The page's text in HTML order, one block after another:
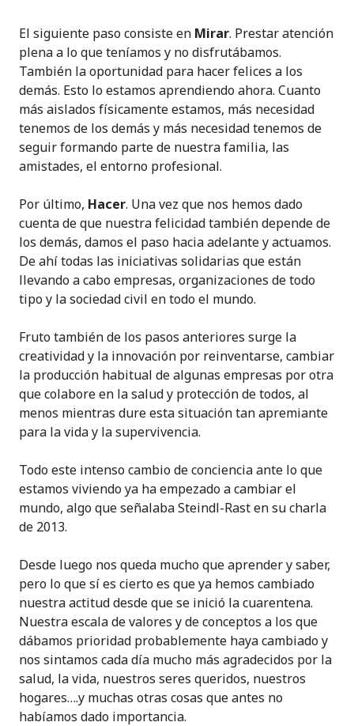
El siguiente paso consiste en Mirar. Prestar atención
plena a lo que teníamos y no disfrutábamos.
También la oportunidad para hacer felices a los
demás. Esto lo estamos aprendiendo ahora. Cuanto
más aislados físicamente estamos, más necesidad
tenemos de los demás y más necesidad tenemos de
seguir formando parte de nuestra familia, las
amistades, el entorno profesional.
Por último, Hacer. Una vez que nos hemos dado
cuenta de que nuestra felicidad también depende de
los demás, damos el paso hacia adelante y actuamos.
De ahí todas las iniciativas solidarias que están
llevando a cabo empresas, organizaciones de todo
tipo y la sociedad civil en todo el mundo.
Fruto también de los pasos anteriores surge la
creatividad y la innovación por reinventarse, cambiar
la producción habitual de algunas empresas por otra
que colabore en la salud y protección de todos, al
menos mientras dure esta situación tan apremiante
para la vida y la supervivencia.
Todo este intenso cambio de conciencia ante lo que
estamos viviendo ya ha empezado a cambiar el
mundo, algo que señalaba Steindl-Rast en su charla
de 2013.
Desde luego nos queda mucho que aprender y saber,
pero lo que sí es cierto es que ya hemos cambiado
nuestra actitud desde que se inició la cuarentena.
Nuestra escala de valores y de conceptos a los que
dábamos prioridad probablemente haya cambiado y
nos sintamos cada día mucho más agradecidos por la
salud, la vida, nuestros seres queridos, nuestros
hogares….y muchas otras cosas que antes no
habíamos dado importancia.